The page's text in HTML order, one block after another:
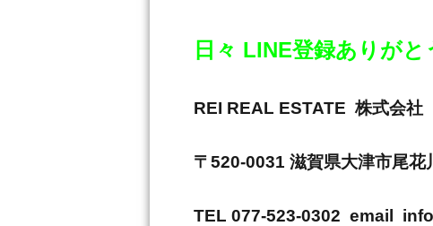
日々 LINE登録ありがと
REI REAL ESTATE 株式
〒520-0031 滋賀県大津市尾花
TEL 077-523-0302 email